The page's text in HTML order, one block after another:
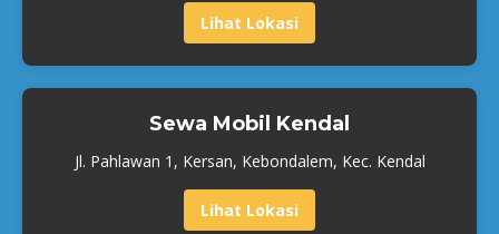
Lihat Lokasi
Sewa Mobil Kendal
Jl. Pahlawan 1, Kersan, Kebondalem, Kec. Kendal
Lihat Lokasi